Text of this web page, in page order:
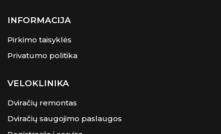
INFORMACIJA
Pirkimo taisyklės
Privatumo politika
VELOKLINIKA
Dviračių remontas
Dviračių saugojimo paslaugos